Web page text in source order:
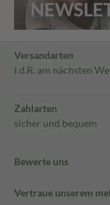
Versandarten
i.d.R. am nächsten
Zahlarten
sicher und bequem
Bewerte uns
Vertraue unserem